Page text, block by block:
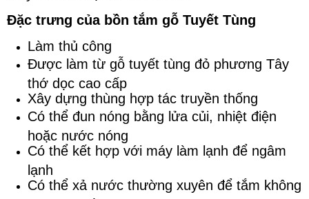
Đặc trưng của bồn tắm gỗ Tuyết Tùng
Làm thủ công
Được làm từ gỗ tuyết tùng đỏ phương Tây
thớ dọc cao cấp
Xây dựng thùng hợp tác truyền thống
Có thể đun nóng bằng lửa củi, nhiệt điện
hoặc nước nóng
Có thể kết hợp với máy làm lạnh để ngâm
lạnh
Có thể xả nước thường xuyên để tắm không